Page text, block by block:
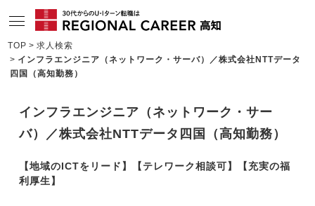
サービスの特長
転職成功者インタビュー
TOP
求人検索
インフラエンジニア（ネットワーク・サーバ）／株式会社NTTデータ
四国（高知勤務）
インフラエンジニア（ネットワーク・サー
バ）／株式会社NTTデータ四国（高知勤務）
【地域のICTをリード】【テレワーク相談可】【充実の福
利厚生】